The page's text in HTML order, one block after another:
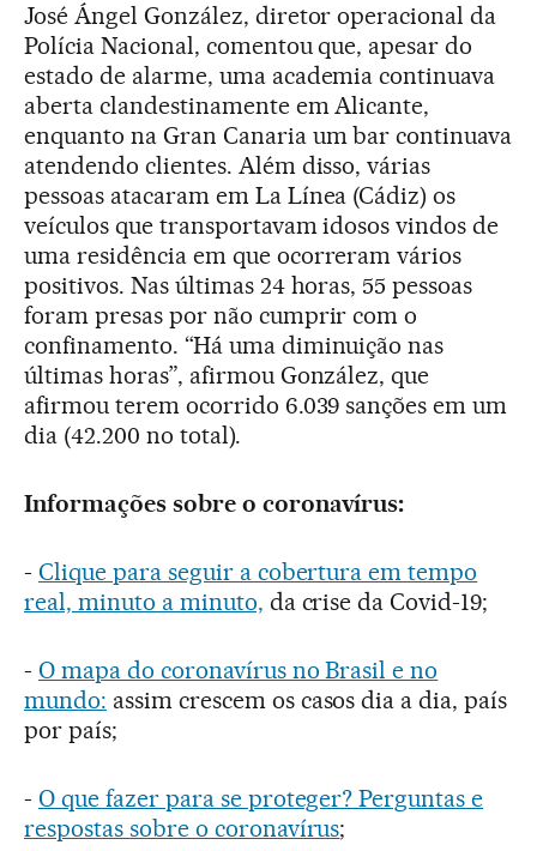
José Ángel González, diretor operacional da
Polícia Nacional, comentou que, apesar do
estado de alarme, uma academia continuava
aberta clandestinamente em Alicante,
enquanto na Gran Canaria um bar continuava
atendendo clientes. Além disso, várias
pessoas atacaram em La Línea (Cádiz) os
veículos que transportavam idosos vindos de
uma residência em que ocorreram vários
positivos. Nas últimas 24 horas, 55 pessoas
foram presas por não cumprir com o
confinamento. “Há uma diminuição nas
últimas horas”, afirmou González, que
afirmou terem ocorrido 6.039 sanções em um
dia (42.200 no total).
Informações sobre o coronavírus:
- Clique para seguir a cobertura em tempo
real, minuto a minuto, da crise da Covid-19;
- O mapa do coronavírus no Brasil e no
mundo: assim crescem os casos dia a dia, país
por país;
- O que fazer para se proteger? Perguntas e
respostas sobre o coronavírus;